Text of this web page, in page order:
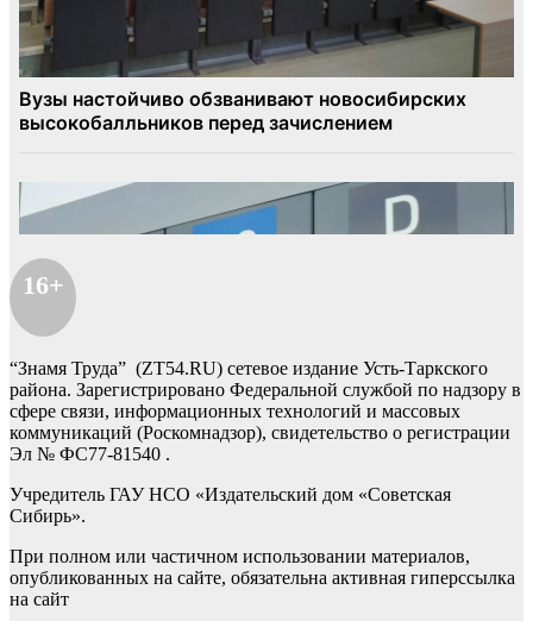
16+
“Знамя Труда” (ZT54.RU) сетевое издание Усть-Таркского
района. Зарегистрировано Федеральной службой по надзору в
сфере связи, информационных технологий и массовых
коммуникаций (Роскомнадзор), свидетельство о регистрации
Эл № ФС77-81540 .
Учредитель ГАУ НСО «Издательский дом «Советская
Сибирь».
При полном или частичном использовании материалов,
опубликованных на сайте, обязательна активная гиперссылка
на сайт